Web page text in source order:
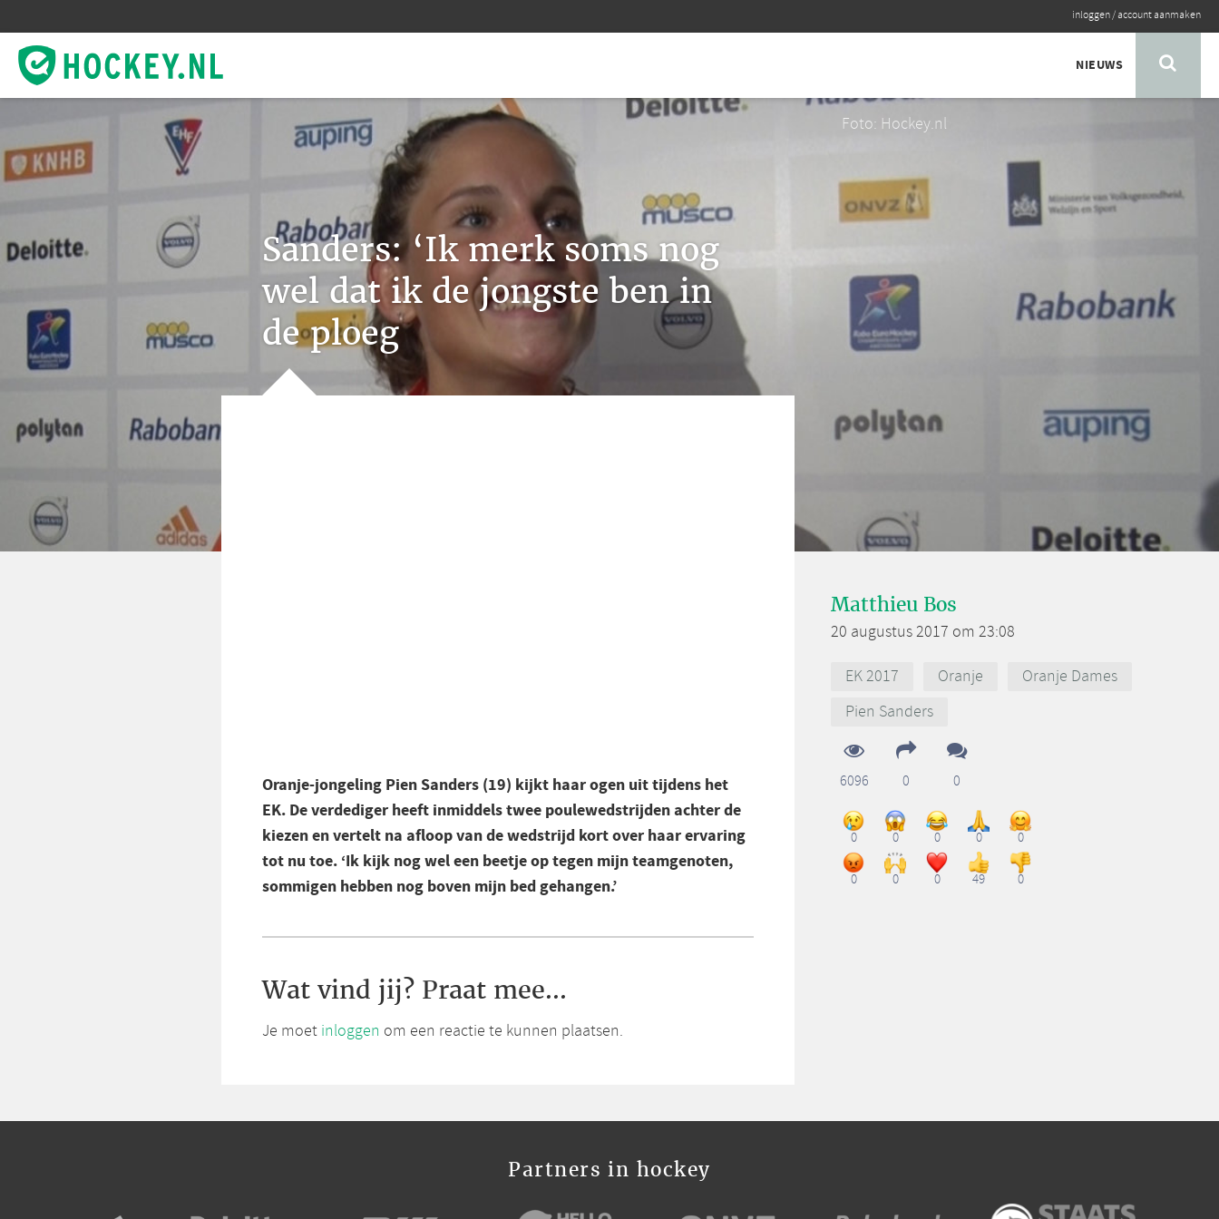
inloggen/account aanmaken
NIEUWS
Foto: Hockey.nl
Sanders: ‘Ik merk soms nog
wel dat ik de jongste ben in
de ploeg
Oranje-jongeling Pien Sanders (19) kijkt haar ogen uit tijdens het
EK. De verdediger heeft inmiddels twee poulewedstrijden achter de
kiezen en vertelt na afloop van de wedstrijd kort over haar ervaring
tot nu toe. ‘Ik kijk nog wel een beetje op tegen mijn teamgenoten,
sommigen hebben nog boven mijn bed gehangen.’
Wat vind jij? Praat mee...
Je moet inloggen om een reactie te kunnen plaatsen.
Matthieu Bos
20 augustus 2017 om 23:08
EK 2017 Oranje
Oranje Dames
Pien Sanders
6096 0 0
0 0 0 0 0
0 0 0 49 0
Partners in hockey